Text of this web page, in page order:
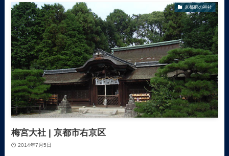
京都府の神社
梅宮大社 | 京都市右京区
2014年7月5日